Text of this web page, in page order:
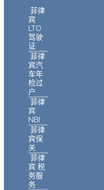
菲律
宾
LTO
驾驶
证
菲律
宾汽
车年
检过
户
菲律
宾
NBI
菲律
宾保
关
菲律
宾 税
务服
务